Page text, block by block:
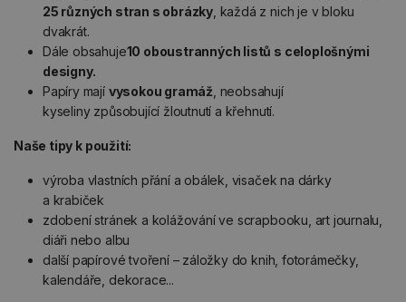
25 různých stran s obrázky , každá z nich je v bloku
dvakrát.
Dále obsahuje10 oboustranných listů s celoplošnými
designy.
Papíry mají vysokou gramáž , neobsahují
kyseliny způsobující žloutnutí a křehnutí.
Naše tipy k použití:
výroba vlastních přání a obálek, visaček na dárky
a krabiček
zdobení stránek a kolážování ve scrapbooku, art journalu,
diáři nebo albu
další papírové tvoření – záložky do knih, fotorámečky,
kalendáře, dekorace...